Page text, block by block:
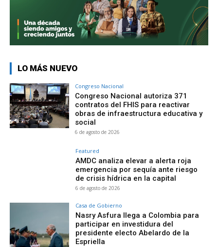
LO MÁS NUEVO
Congreso Nacional
Congreso Nacional autoriza 371
contratos del FHIS para reactivar
obras de infraestructura educativa y
social
6 de agosto de 2026
Featured
AMDC analiza elevar a alerta roja
emergencia por sequía ante riesgo
de crisis hídrica en la capital
6 de agosto de 2026
Casa de Gobierno
Nasry Asfura llega a Colombia para
participar en investidura del
presidente electo Abelardo de la
Espriella